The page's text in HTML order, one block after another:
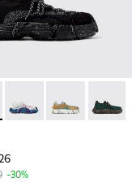
for Men
紡織運動鞋
士多色紡織運動鞋
- 男款綠色休閒鞋
010 - 男款勃
- K100953-009 -
Roku -Roku -
K100953-001 - 男士
Roku - K100953-014
Roku -Roku -
-30%